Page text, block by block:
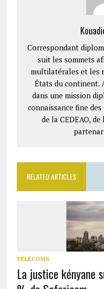
Correspondant
suit les sommets
multilatérales et les
États du continent.
dans une mission
connaissance fine
de la CEDEAO,
RELATED ARTICLES
TÉLÉCOMS
La justice kényane